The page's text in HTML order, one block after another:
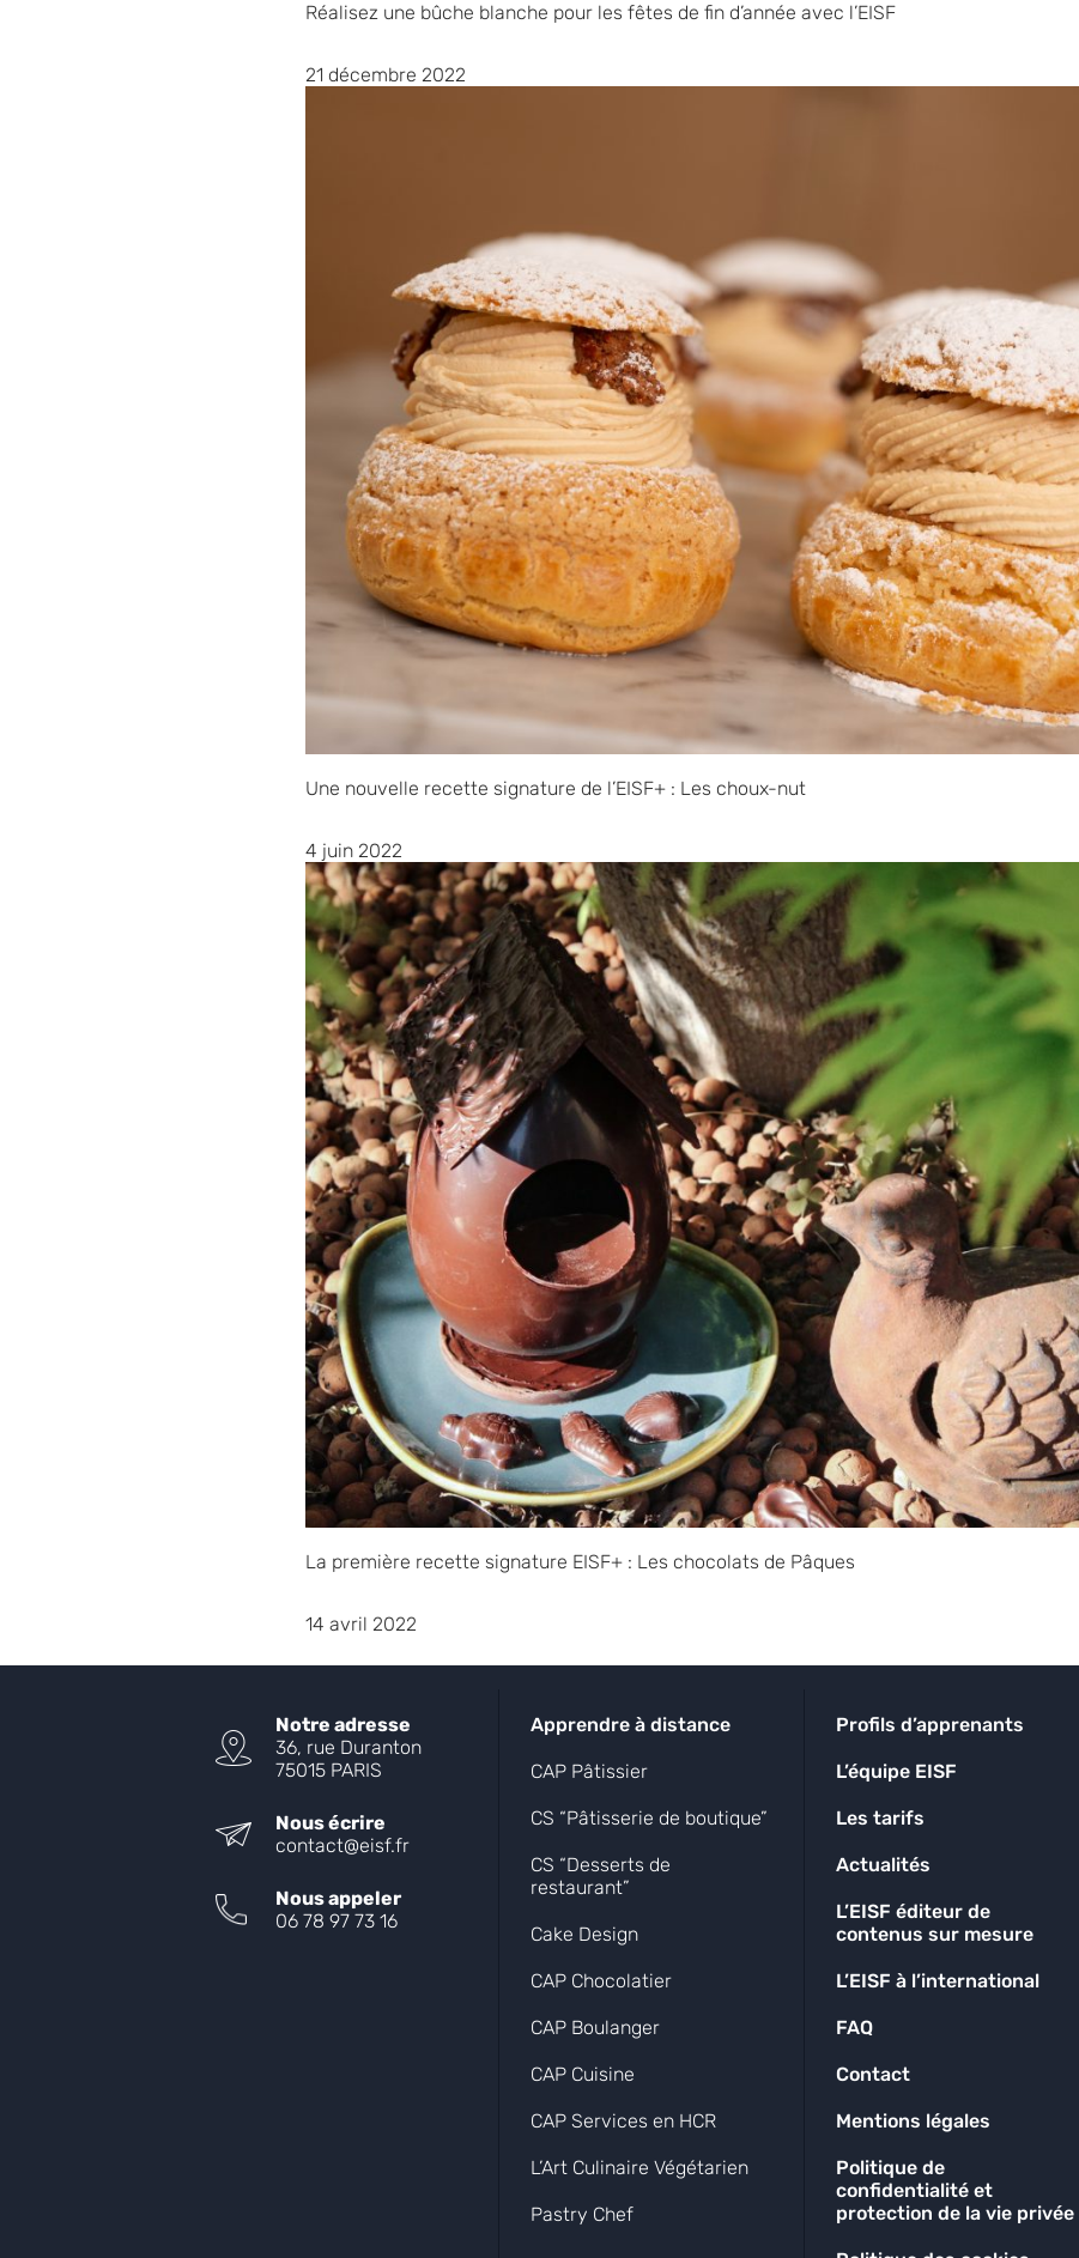
Réalisez une bûche blanche pour les fêtes de fin d’année avec l’EISF
21 décembre 2022
Une nouvelle recette signature de l’EISF+ : Les choux-nut
4 juin 2022
La première recette signature EISF+ : Les chocolats de Pâques
14 avril 2022
Notre adresse
36, rue Duranton
75015 PARIS
Nous écrire
contact@eisf.fr
Nous appeler
06 78 97 73 16
Apprendre à distance
CAP Pâtissier
CS “Pâtisserie de boutique”
CS “Desserts de
restaurant”
Cake Design
CAP Chocolatier
CAP Boulanger
CAP Cuisine
CAP Services en HCR
L’Art Culinaire Végétarien
Pastry Chef
Profils d’apprenants
L’équipe EISF
Les tarifs
Actualités
L’EISF éditeur de
contenus sur mesure
L’EISF à l’international
FAQ
Contact
Mentions légales
Politique de
confidentialité et
protection de la vie privée